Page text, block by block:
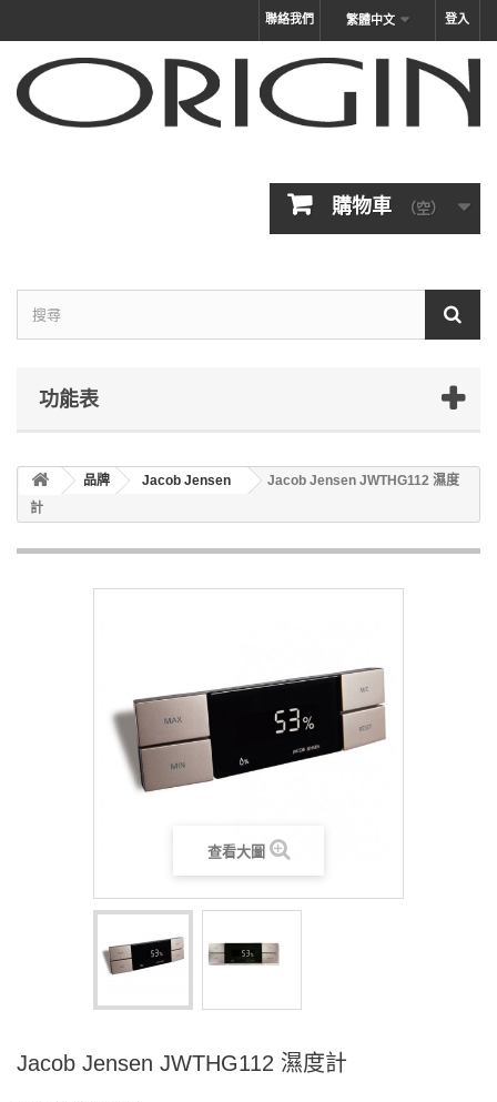
登入
繁體中文
聯絡我們
購物車 （空）
功能表
品牌 Jacob Jensen
Jacob Jensen JWTHG112 濕度
計
查看大圖
Jacob Jensen JWTHG112 濕度計